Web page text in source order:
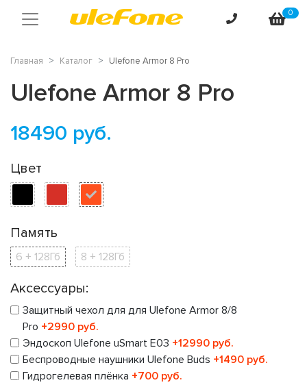
0
Главная Каталог Ulefone Armor 8 Pro
Ulefone Armor 8 Pro
18490 руб.
Цвет
Память
6 + 128Гб 8 + 128Гб
Аксессуары:
Защитный чехол для для Ulefone Armor 8/8
Pro +2990 руб.
Эндоскоп Ulefone uSmart E03 +12990 руб.
Беспроводные наушники Ulefone Buds +1490 руб.
Гидрогелевая плёнка +700 руб.